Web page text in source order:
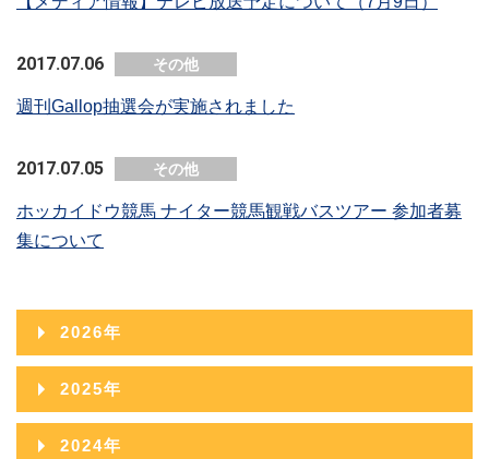
2017.07.06 その他
週刊Gallop抽選会が実施されました
2017.07.05 その他
ホッカイドウ競馬 ナイター競馬観戦バスツアー 参加者募
集について
2026年
2026年08月
2026年07月
2025年
2025年12月
2024年